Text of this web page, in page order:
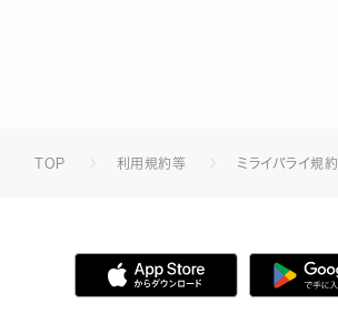
TOP 利用規約等 ミライバライ規約